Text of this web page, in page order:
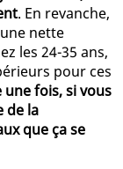
. En revanche,
nette
les 24-35 ans,
pour ces
fois, si vous
de la
que ça se